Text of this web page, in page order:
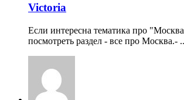
Victoria
Если интересна тематика про
посмотреть раздел - все про Москва.-